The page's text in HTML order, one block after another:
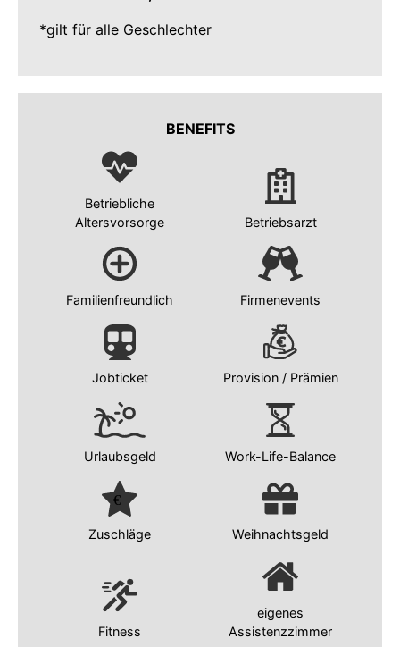
*gilt für alle Geschlechter
BENEFITS
Betriebliche
Altersvorsorge
Betriebsarzt
Familienfreundlich Firmenevents
Jobticket Provision / Prämien
Urlaubsgeld Work-Life-Balance
Zuschläge Weihnachtsgeld
Fitness
eigenes
Assistenzzimmer